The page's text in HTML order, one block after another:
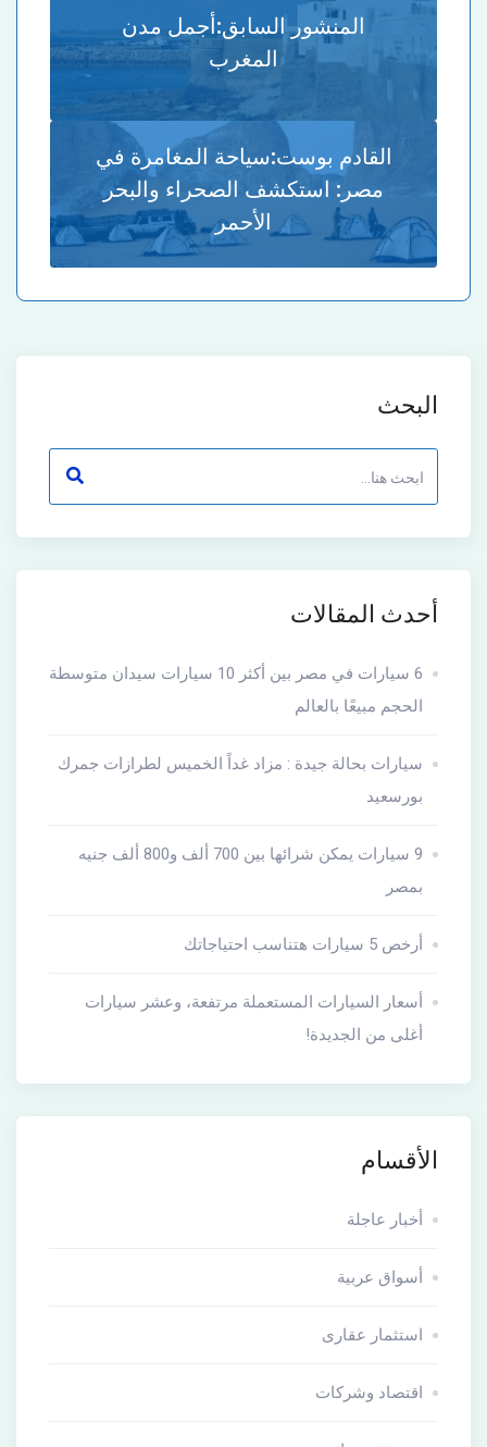
المنشور السابق:أجمل مدن
المغرب
القادم بوست:سياحة المغامرة في
مصر: استكشف الصحراء والبحر
الأحمر
البحث
أحدث المقالات
6 سيارات في مصر بين أكثر 10 سيارات سيدان متوسطة
الحجم مبيعًا بالعالم
سيارات بحالة جيدة : مزاد غداً الخميس لطرازات جمرك
بورسعيد
9 سيارات يمكن شرائها بين 700 ألف و800 ألف جنيه
بمصر
أرخص 5 سيارات هتناسب احتياجاتك
أسعار السيارات المستعملة مرتفعة، وعشر سيارات
أغلى من الجديدة!
الأقسام
أخبار عاجلة
أسواق عربية
استثمار عقارى
اقتصاد وشركات